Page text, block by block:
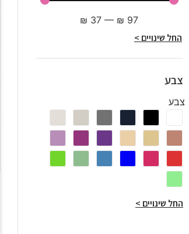
₪ 37 — ₪ 97
החל שינויים >
צבע
צבע
החל שינויים >